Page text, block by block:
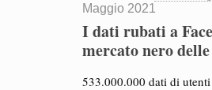
Maggio 2021
I dati rubati a
mercato nero
533.000.000 dati di